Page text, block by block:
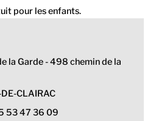
pour les enfants.
la Garde - 498 chemin de la
CLAIRAC
53 47 36 09